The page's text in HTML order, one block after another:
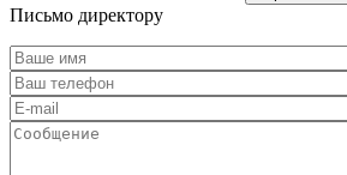
Письмо директору